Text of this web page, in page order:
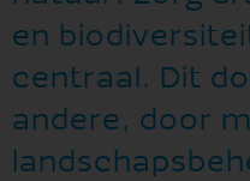
en
centraal. Dit
andere, door